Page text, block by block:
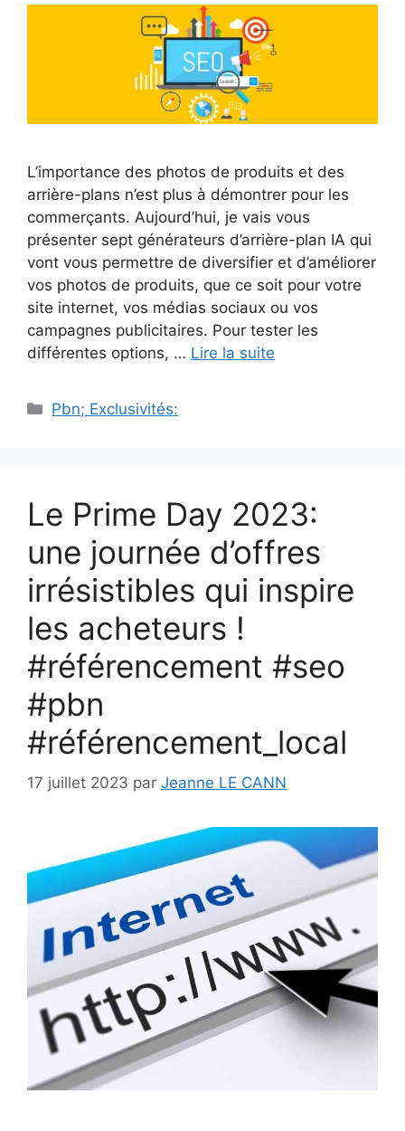
L’importance des photos de produits et des
arrière-plans n’est plus à démontrer pour les
commerçants. Aujourd’hui, je vais vous
présenter sept générateurs d’arrière-plan IA qui
vont vous permettre de diversifier et d’améliorer
vos photos de produits, que ce soit pour votre
site internet, vos médias sociaux ou vos
campagnes publicitaires. Pour tester les
différentes options, … Lire la suite
Catégories
Pbn; Exclusivités:
Le Prime Day 2023:
une journée d’offres
irrésistibles qui inspire
les acheteurs !
#référencement #seo
#pbn
#référencement_local
17 juillet 2023 par Jeanne LE CANN